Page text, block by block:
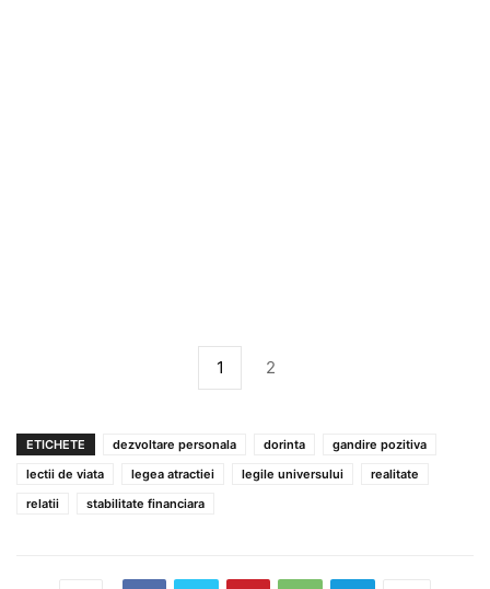
1 2
ETICHETE dezvoltare personala dorinta
gandire pozitiva
lectii de viata
legea atractiei legile universului
realitate
relatii
stabilitate financiara